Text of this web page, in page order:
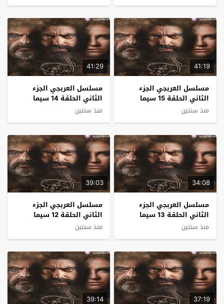
41:19
مسلسل العربجي الجزء
الثاني الحلقة 15 سيما
كلوب
منذ سنتين
41:29
مسلسل العربجي الجزء
الثاني الحلقة 14 سيما
كلوب
منذ سنتين
34:08
مسلسل العربجي الجزء
الثاني الحلقة 13 سيما
كلوب
منذ سنتين
39:03
مسلسل العربجي الجزء
الثاني الحلقة 12 سيما
كلوب
منذ سنتين
37:19
39:14